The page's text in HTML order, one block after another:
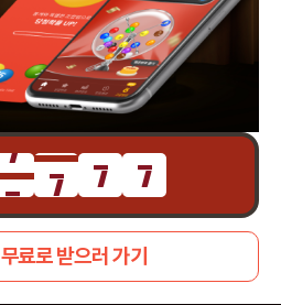
7
7
7
7
7
7
7
7
무료로 받으러 가기